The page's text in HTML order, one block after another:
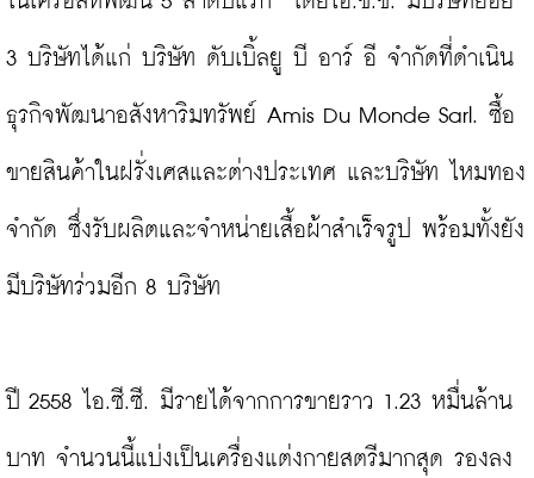
3 บริษัทได้แก่ บริษัท ดับเบิ้ลยู บี อาร์ อี จำกัดที่ดำเนิน
ธุรกิจพัฒนาอสังหาริมทรัพย์ Amis Du Monde Sarl. ซื้อ
ขายสินค้าในฝรั่งเศสและต่างประเทศ และบริษัท ไหมทอง
จำกัด ซึ่งรับผลิตและจำหน่ายเสื้อผ้าสำเร็จรูป พร้อมทั้งยัง
มีบริษัทร่วมอีก 8 บริษัท
ปี 2558 ไอ.ซี.ซี. มีรายได้จากการขายราว 1.23 หมื่นล้าน
บาท จำนวนนี้แบ่งเป็นเครื่องแต่งกายสตรีมากสุด รองลง